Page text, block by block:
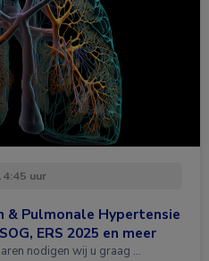
uur
Pulmonale Hypertensie
ERS 2025 en meer
nodigen wij u graag …